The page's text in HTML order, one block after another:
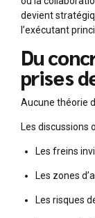
devient
l’exécutant
Du
prises
Aucune théorie
Les discussions
Les freins
Les zones
Les risques